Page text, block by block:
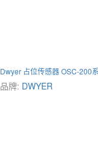
Dwyer 占位传感器 OSC-200
品牌: DWYER